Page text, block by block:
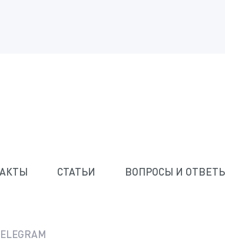
СТАТЬИ ВОПРОСЫ И